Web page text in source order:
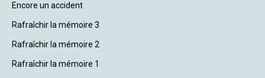
Encore un accident
Rafraîchir la mémoire 3
Rafraîchir la mémoire 2
Rafraîchir la mémoire 1